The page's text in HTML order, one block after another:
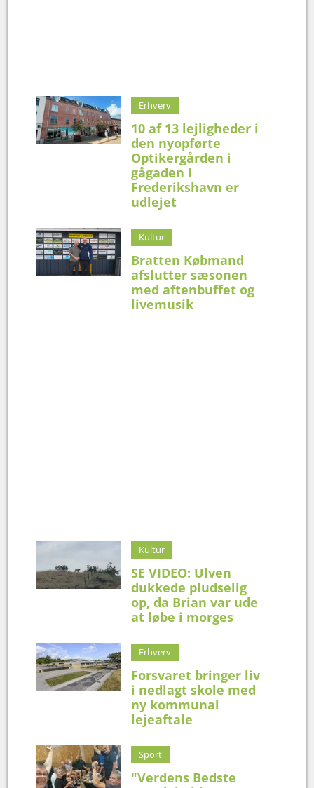
Erhverv
10 af 13 lejligheder i
den nyopførte
Optikergården i
gågaden i
Frederikshavn er
udlejet
Kultur
Bratten Købmand
afslutter sæsonen
med aftenbuffet og
livemusik
Kultur
SE VIDEO: Ulven
dukkede pludselig
op, da Brian var ude
at løbe i morges
Erhverv
Forsvaret bringer liv
i nedlagt skole med
ny kommunal
lejeaftale
Sport
"Verdens Bedste